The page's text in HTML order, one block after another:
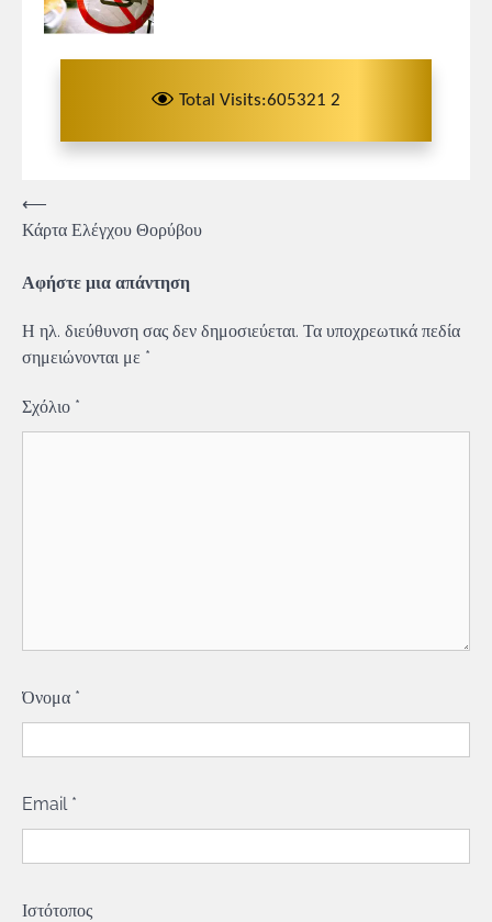
Total Visits:605321 2
Πλοήγηση
άρθρων
⟵
Κάρτα Ελέγχου Θορύβου
Αφήστε μια απάντηση
Η ηλ. διεύθυνση σας δεν δημοσιεύεται. Τα υποχρεωτικά πεδία
σημειώνονται με *
Σχόλιο *
Όνομα *
Email *
Ιστότοπος